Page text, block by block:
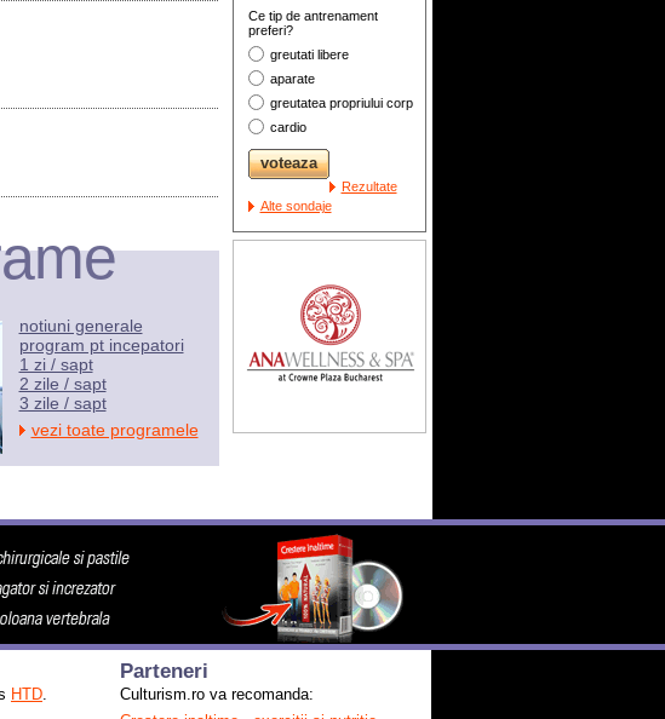
Ce tip de antrenament
preferi?
greutati libere
aparate
greutatea propriului corp
cardio
Rezultate
Alte sondaje
notiuni generale
program pt incepatori
1 zi / sapt
2 zile / sapt
3 zile / sapt
vezi toate programele
HTD.
Parteneri
Culturism.ro va recomanda: